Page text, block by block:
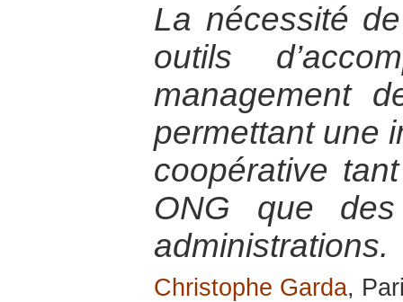
La nécessité
outils
management
permettant une
coopérative
ONG que
administrations.
Christophe Garda,